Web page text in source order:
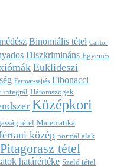
Binomiális tétel Cantor
Diszkrimináns Egyenes
Euklideszi
Fermat-sejtés Fibonacci
integrál Háromszögek
Középkori
tétel Matematika
közép normál alak
Pitagorasz tétel
határértéke Szelő tétel